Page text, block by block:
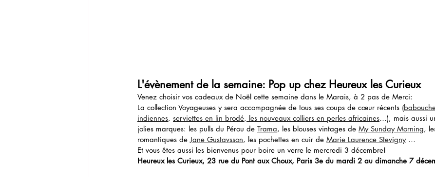
L'évènement de la semaine: Pop up chez Heureux les Curieux
Venez choisir vos cadeaux de Noël cette semaine dans le Marais, à 2 pas de Merci:
La collection Voyageuses y sera accompagnée de tous ses coups de cœur récents (
indiennes, serviettes en lin brodé, les nouveaux colliers en perles africaines…), mais aussi
jolies marques: les pulls du Pérou de Trama, les blouses vintages de My Sunday Morning,
romantiques de Jane Gustavsson, les pochettes en cuir de Marie Laurence Stevigny …
Et vous êtes aussi les bienvenus pour boire un verre le mercredi 3 décembre!
Heureux les Curieux, 23 rue du Pont aux Choux, Paris 3e du mardi 2 au dimanche 7